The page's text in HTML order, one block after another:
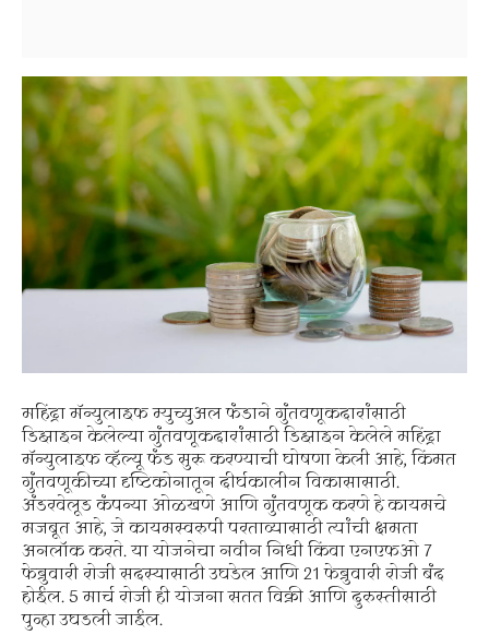
महिंद्रा मॅन्युलाइफ म्युच्युअल फंडाने गुंतवणूकदारांसाठी
डिझाइन केलेल्या गुंतवणूकदारांसाठी डिझाइन केलेले महिंद्रा
मॅन्युलाइफ व्हॅल्यू फंड सुरू करण्याची घोषणा केली आहे, किंमत
गुंतवणूकीच्या दृष्टिकोनातून दीर्घकालीन विकासासाठी.
अंडरवेलूड कंपन्या ओळखणे आणि गुंतवणूक करणे हे कायमचे
मजबूत आहे, जे कायमस्वरुपी परताव्यासाठी त्यांची क्षमता
अनलॉक करते. या योजनेचा नवीन निधी किंवा एनएफओ 7
फेब्रुवारी रोजी सदस्यासाठी उघडेल आणि 21 फेब्रुवारी रोजी बंद
होईल. 5 मार्च रोजी ही योजना सतत विक्री आणि दुरुस्तीसाठी
पुन्हा उघडली जाईल.